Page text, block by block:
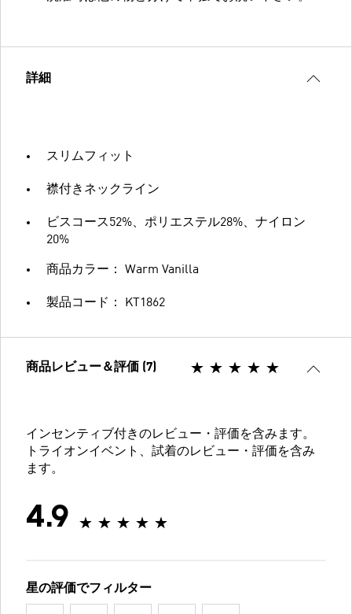
詳細
スリムフィット
襟付きネックライン
ビスコース52%、ポリエステル28%、ナイロン
20%
商品カラー： Warm Vanilla
製品コード： KT1862
商品レビュー＆評価 (7)
インセンティブ付きのレビュー・評価を含みます。
トライオンイベント、試着のレビュー・評価を含み
ます。
4.9
星の評価でフィルター